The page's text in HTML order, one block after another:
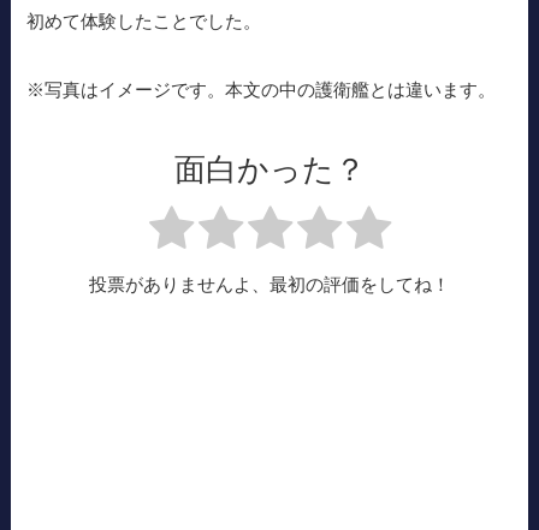
初めて体験したことでした。
※写真はイメージです。本文の中の護衛艦とは違います。
面白かった？
投票がありませんよ、最初の評価をしてね！